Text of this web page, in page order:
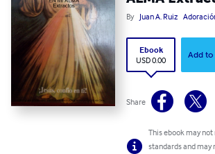
By Juan A. Ruiz
Ebook
USD 0.00
Add to
Share
This ebook may
standards and